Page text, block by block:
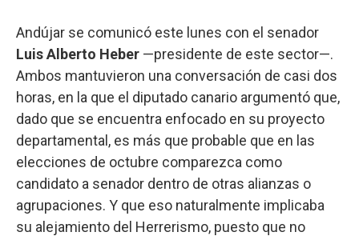
Andújar se comunicó este lunes con el senador
Luis Alberto Heber —presidente de este sector—.
Ambos mantuvieron una conversación de casi dos
horas, en la que el diputado canario argumentó que,
dado que se encuentra enfocado en su proyecto
departamental, es más que probable que en las
elecciones de octubre comparezca como
candidato a senador dentro de otras alianzas o
agrupaciones. Y que eso naturalmente implicaba
su alejamiento del Herrerismo, puesto que no